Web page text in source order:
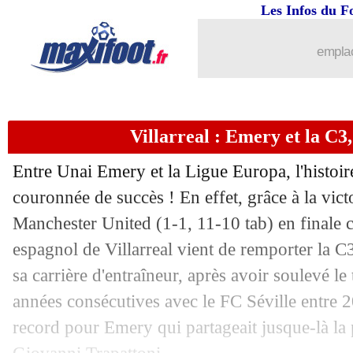
Les Infos du
Villarreal : Emery et la
Entre Unai Emery et la Ligue Europa,
couronnée de succès ! En effet, grâce à la
Manchester United (1-1, 11-10 tab) en finale
espagnol de Villarreal vient de remporter la
sa carrière d'entraîneur, après avoir soulevé
années consécutives avec le FC Séville entre
record pour Emery qui partageait jusque-là la
Juve: Pirlo viré, Allegri en approche !
27/05 EdF
27/05 OM: dénouement vendredi pour
27/05 Man Utd : Scholes découpe les
27/05 PSG: Mbappé s'éloignerait du Real
27/05 Getafe: Michel nommé (officiel)
27/05 Naples: ça brûle pour Spalletti
27/05 JO: Mbappé, Le Graët espère encore